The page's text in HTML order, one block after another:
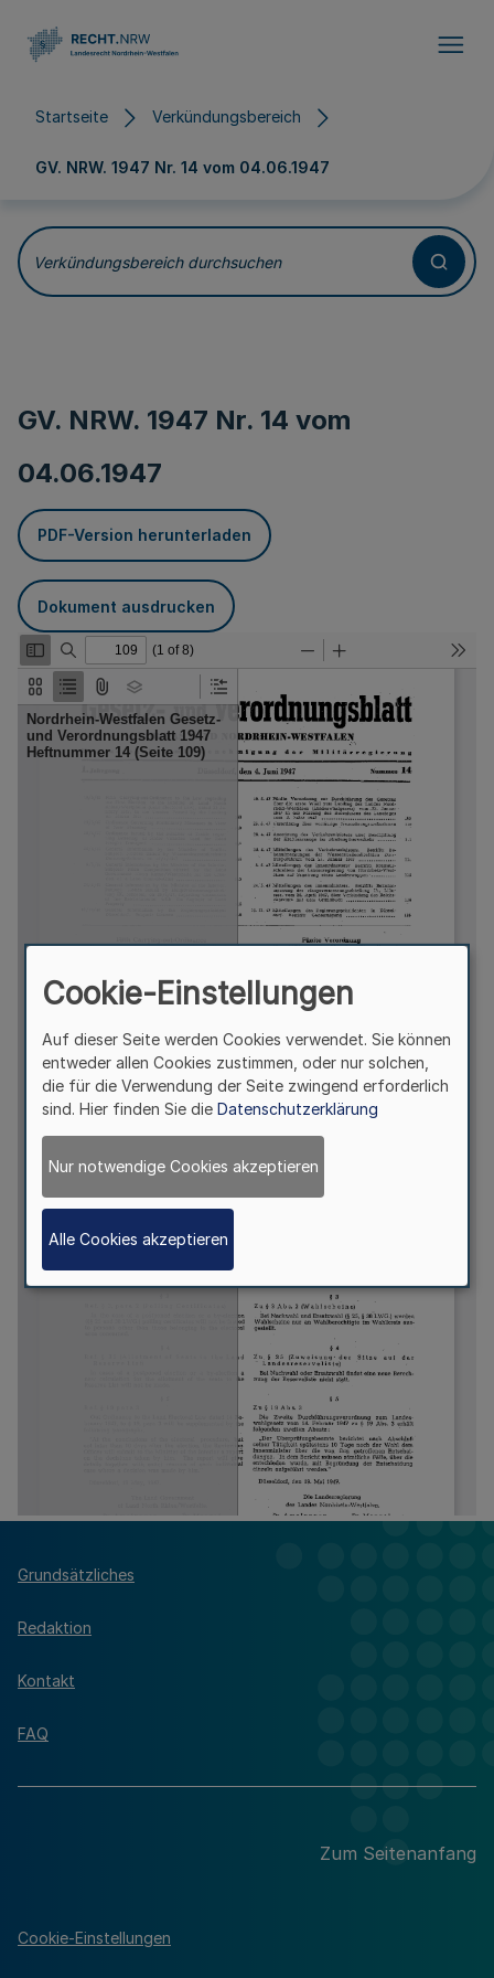
Startseite Verkündungsbereich
GV. NRW. 1947 Nr. 14 vom 04.06.1947
Verkündungsbereich durchsuchen
GV. NRW. 1947 Nr. 14 vom
04.06.1947
PDF-Version herunterladen
Dokument ausdrucken
Grundsätzliches
Redaktion
Kontakt
FAQ
Zum Seitenanfang
Cookie-Einstellungen
Cookie-Einstellungen
Auf dieser Seite werden Cookies verwendet. Sie können
entweder allen Cookies zustimmen, oder nur solchen,
die für die Verwendung der Seite zwingend erforderlich
sind. Hier finden Sie die Datenschutzerklärung
Nur notwendige Cookies akzeptieren
Alle Cookies akzeptieren